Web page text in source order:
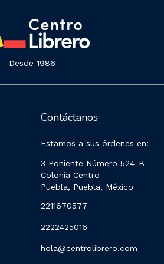
Desde 1986
Contáctanos
Estamos a sus órdenes en:
3 Poniente Número 524-B
Colonia Centro
Puebla, Puebla, México
2211670577
2222425016
hola@centrolibrero.com